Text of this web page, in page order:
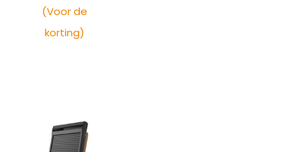
(Voor de
korting)